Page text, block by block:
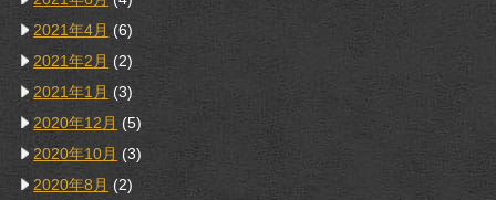
2021年4月 (6)
2021年2月 (2)
2021年1月 (3)
2020年12月 (5)
2020年10月 (3)
2020年8月 (2)